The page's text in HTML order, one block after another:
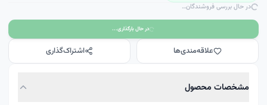
در حال بررسی فروشندگان…
در حال بارگذاری...
علاقه‌مندی‌ها اشتراک‌گذاری
مشخصات محصول